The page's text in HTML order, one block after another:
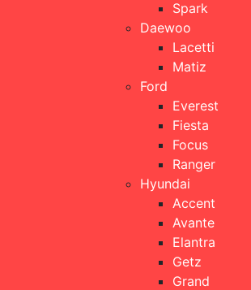
Spark
Daewoo
Lacetti
Matiz
Ford
Everest
Fiesta
Focus
Ranger
Hyundai
Accent
Avante
Elantra
Getz
Grand